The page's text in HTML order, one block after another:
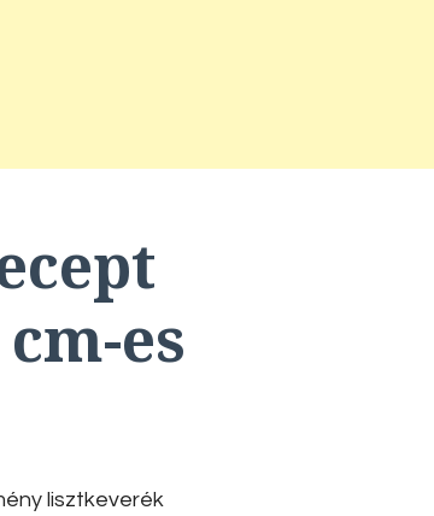
es
lisztkeverék